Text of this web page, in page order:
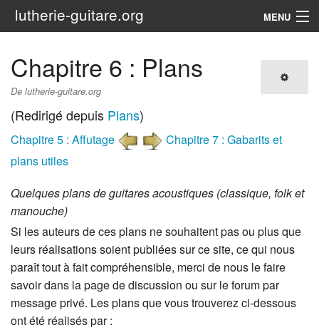
lutherie-guitare.org MENU
I - PREAMBULE
II - LA FABRICATION
III - INFORMATIONS DIVERSES
Chapitre 6 : Plans
De lutherie-guitare.org
(Redirigé depuis Plans)
Chapitre 5 : Affutage
Chapitre 7 : Gabarits et
plans utiles
Quelques plans de guitares acoustiques (classique, folk et
manouche)
Si les auteurs de ces plans ne souhaitent pas ou plus que
leurs réalisations soient publiées sur ce site, ce qui nous
paraît tout à fait compréhensible, merci de nous le faire
savoir dans la page de discussion ou sur le forum par
message privé. Les plans que vous trouverez ci-dessous
ont été réalisés par :